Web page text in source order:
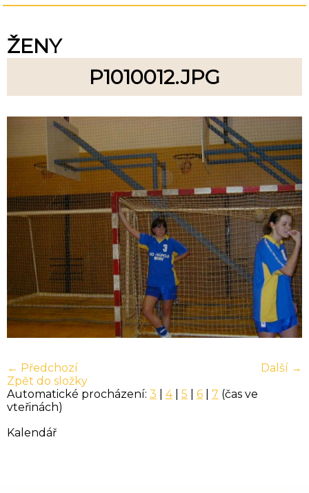
ŽENY
P1010012.JPG
← Předchozí
Další →
Zpět do složky
Automatické procházení: 3 4| 5 6 7 (čas ve
vteřinách)
Kalendář